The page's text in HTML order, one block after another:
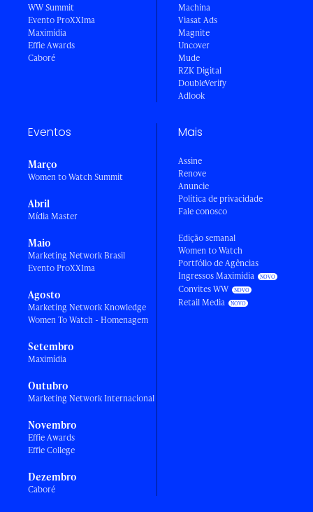
WW Summit
Evento ProXXIma
Maximídia
Effie Awards
Caboré
Machina
Viasat Ads
Magnite
Uncover
Mude
RZK Digital
DoubleVerify
Adlook
Eventos
Março
Women to Watch Summit
Abril
Mídia Master
Maio
Marketing Network Brasil
Evento ProXXIma
Agosto
Marketing Network Knowledge
Women To Watch - Homenagem
Setembro
Maximídia
Outubro
Marketing Network Internacional
Novembro
Effie Awards
Effie College
Dezembro
Caboré
Mais
Assine
Renove
Anuncie
Política de privacidade
Fale conosco
Edição semanal
Women to Watch
Portfólio de Agências
Ingressos Maximídia
Convites WW
Retail Media